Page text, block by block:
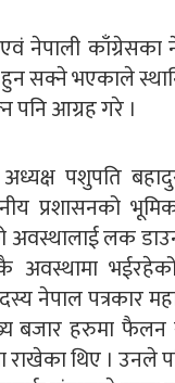
नेपाली
सक्ने भएकाले
आग्रह गरे ।
अध्यक्ष पशुपति
प्रशासनको
अवस्थालाई लक
नेपाल पत्रकार
बजार हरुमा
थिए । उनले